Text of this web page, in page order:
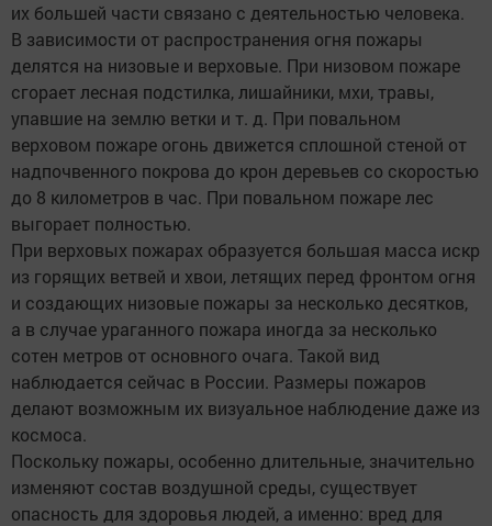
их большей части связано с деятельностью человека.
В зависимости от распространения огня пожары
делятся на низовые и верховые. При низовом пожаре
сгорает лесная подстилка, лишайники, мхи, травы,
упавшие на землю ветки и т. д. При повальном
верховом пожаре огонь движется сплошной стеной от
надпочвенного покрова до крон деревьев со скоростью
до 8 километров в час. При повальном пожаре лес
выгорает полностью.
При верховых пожарах образуется большая масса искр
из горящих ветвей и хвои, летящих перед фронтом огня
и создающих низовые пожары за несколько десятков,
а в случае ураганного пожара иногда за несколько
сотен метров от основного очага. Такой вид
наблюдается сейчас в России. Размеры пожаров
делают возможным их визуальное наблюдение даже из
космоса.
Поскольку пожары, особенно длительные, значительно
изменяют состав воздушной среды, существует
опасность для здоровья людей, а именно: вред для